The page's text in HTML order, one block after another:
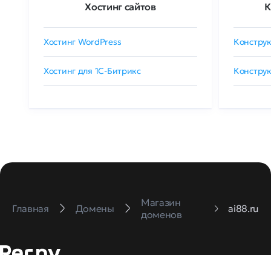
Хостинг сайтов
Хостинг WordPress
Хостинг для 1C-Битрикс
Главная Домены
Магазин
доменов
ai88.ru